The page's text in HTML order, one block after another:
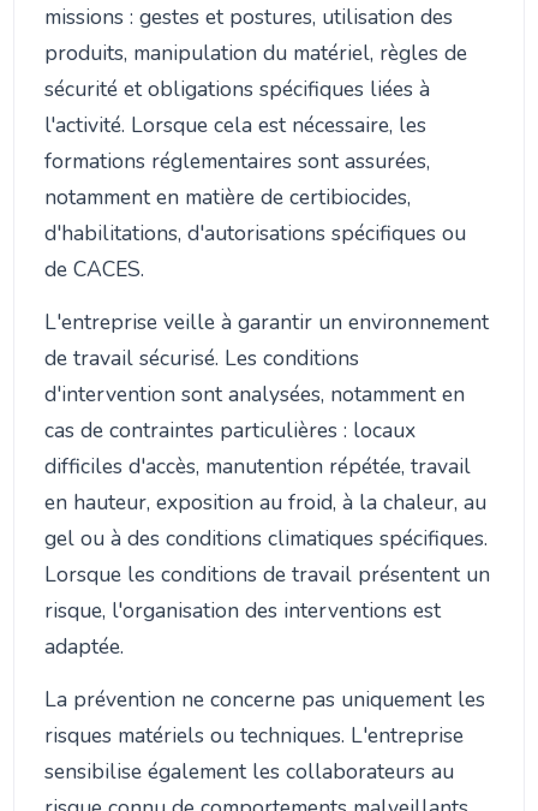
missions : gestes et postures, utilisation des
produits, manipulation du matériel, règles de
sécurité et obligations spécifiques liées à
l'activité. Lorsque cela est nécessaire, les
formations réglementaires sont assurées,
notamment en matière de certibiocides,
d'habilitations, d'autorisations spécifiques ou
de CACES.
L'entreprise veille à garantir un environnement
de travail sécurisé. Les conditions
d'intervention sont analysées, notamment en
cas de contraintes particulières : locaux
difficiles d'accès, manutention répétée, travail
en hauteur, exposition au froid, à la chaleur, au
gel ou à des conditions climatiques spécifiques.
Lorsque les conditions de travail présentent un
risque, l'organisation des interventions est
adaptée.
La prévention ne concerne pas uniquement les
risques matériels ou techniques. L'entreprise
sensibilise également les collaborateurs au